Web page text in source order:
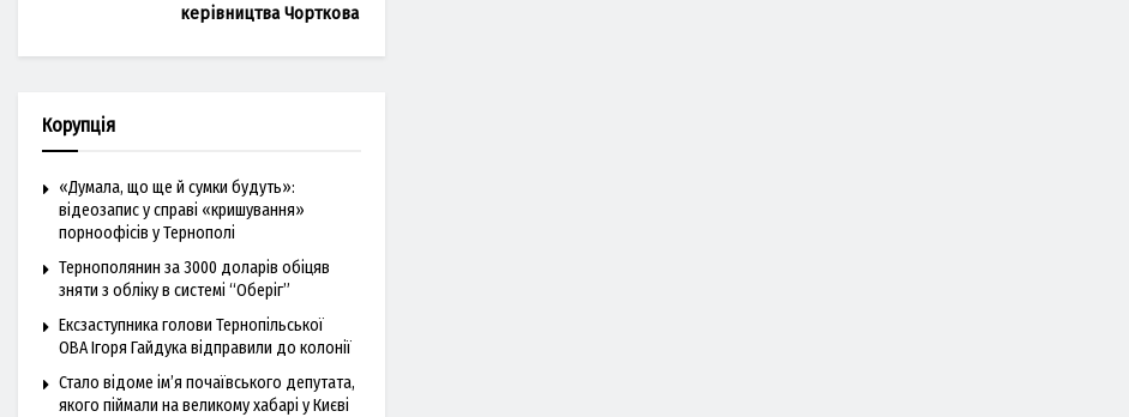
керівництва Чорткова
Корупція
«Думала, що ще й сумки будуть»:
відеозапис у справі «кришування»
порноофісів у Тернополі
Тернополянин за 3000 доларів обіцяв
зняти з обліку в системі “Оберіг”
Ексзаступника голови Тернопільської
ОВА Ігоря Гайдука відправили до колонії
Стало відоме ім’я почаївського депутата,
якого піймали на великому хабарі у Києві